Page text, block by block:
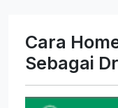
Cara
Sebagai